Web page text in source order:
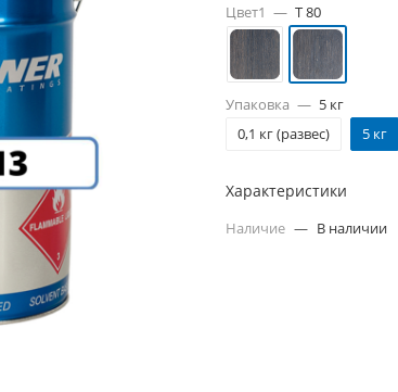
Цвет1 — T 80
Упаковка — 5 кг
0,1 кг (развес)
5 кг
Характеристики
Наличие — В наличии